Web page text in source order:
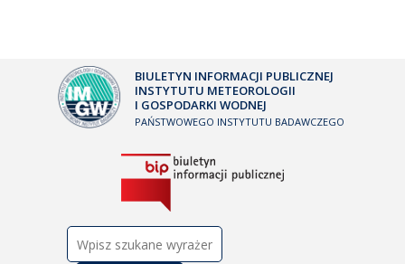
BIULETYN INFORMACJI PUBLICZNEJ
INSTYTUTU METEOROLOGII
I GOSPODARKI WODNEJ
PAŃSTWOWEGO INSTYTUTU BADAWCZEGO